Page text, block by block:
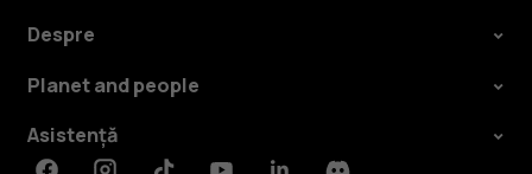
Despre
Planet and people
Asistență